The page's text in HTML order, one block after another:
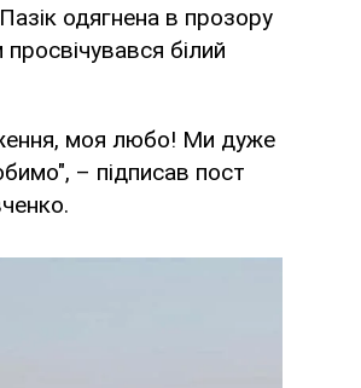
одягнена в прозору
білий
моя любо! Ми дуже
– підписав пост